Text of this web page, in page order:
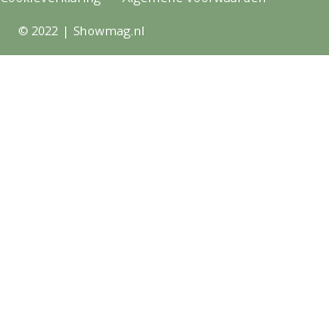
© 2022 | Showmag.nl